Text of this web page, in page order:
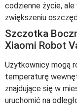
codzienne życie,
zwiększeniu
Szczotka
Xiaomi Robot
Użytkownicy mogą
temperaturę
znajdujące się w
uruchomić na